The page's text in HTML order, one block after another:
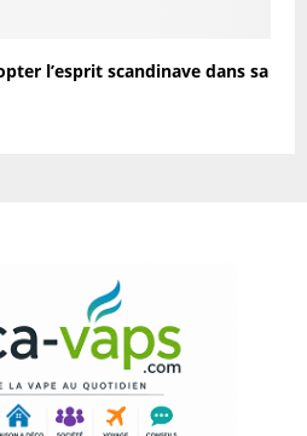
l’esprit scandinave dans sa